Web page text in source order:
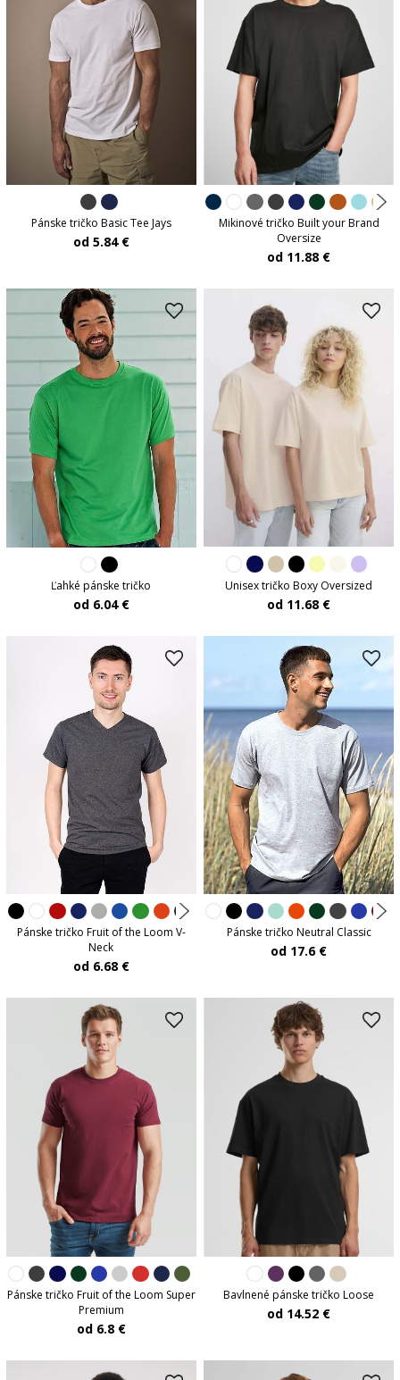
Pánske tričko Basic Tee Jays
od 5.84 €
Mikinové tričko Built your Brand
Oversize
od 11.88 €
Ľahké pánske tričko
od 6.04 €
Unisex tričko Boxy Oversized
od 11.68 €
Pánske tričko Fruit of the Loom V-
Neck
od 6.68 €
Pánske tričko Neutral Classic
od 17.6 €
Pánske tričko Fruit of the Loom Super
Premium
od 6.8 €
Bavlnené pánske tričko Loose
od 14.52 €